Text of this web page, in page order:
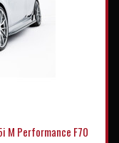
M Performance F70